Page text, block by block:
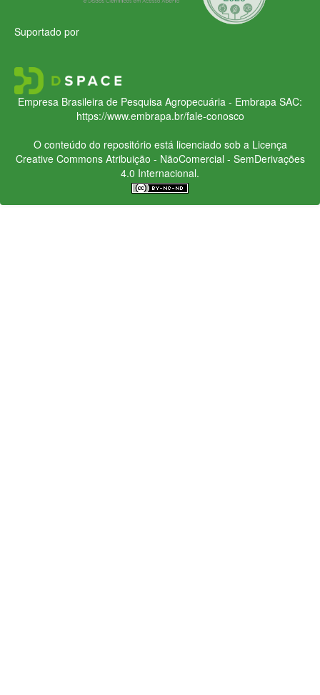
Suportado por
Empresa Brasileira de Pesquisa Agropecuária - Embrapa SAC:
https://www.embrapa.br/fale-conosco
O conteúdo do repositório está licenciado sob a Licença
Creative CommonsAtribuição - NãoComercial - SemDerivações
4.0 Internacional.